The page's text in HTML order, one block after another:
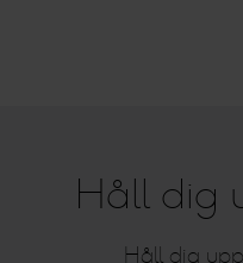
Håll dig
Håll dig